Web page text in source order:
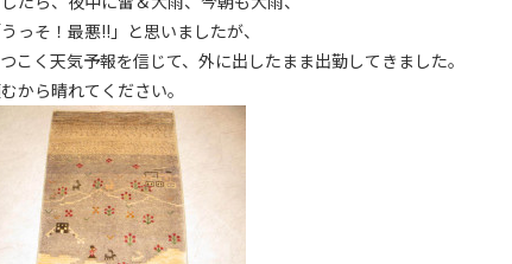
うっそ！最悪!!」と思いましたが、
つこく天気予報を信じて、外に出したまま出勤してきました。
から晴れてください。